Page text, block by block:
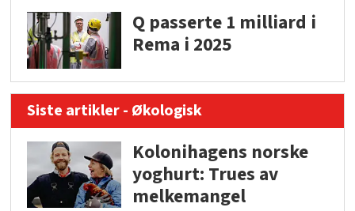
Q passerte 1 milliard i
Rema i 2025
Siste artikler - Økologisk
Kolonihagens norske
yoghurt: Trues av
melkemangel